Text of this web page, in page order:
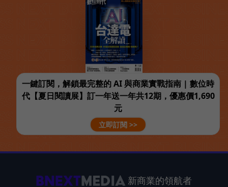
一鍵訂閱，解鎖最完整的 AI 與商業實戰指南 | 數位時
代【夏日閱讀展】訂一年送一年共12期，優惠價1,690
元
立即訂閱 >>
新商業的領航者